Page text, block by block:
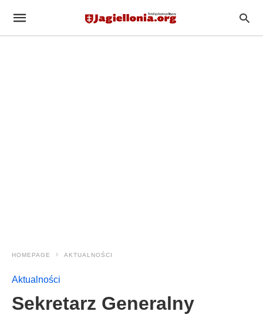
HOMEPAGE AKTUALNOŚCI
Aktualności
Sekretarz Generalny